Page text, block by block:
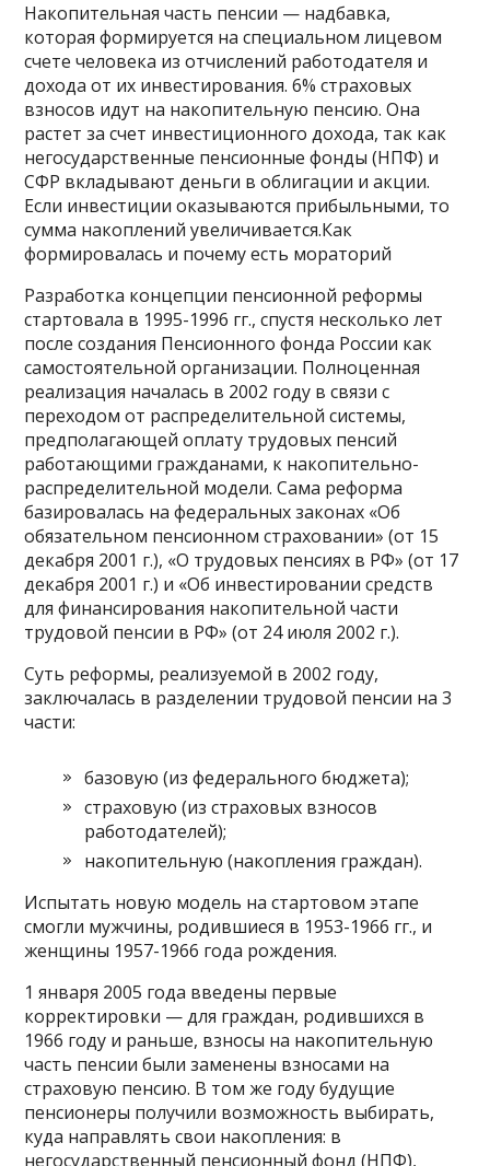
Накопительная часть пенсии — надбавка,
которая формируется на специальном лицевом
счете человека из отчислений работодателя и
дохода от их инвестирования. 6% страховых
взносов идут на накопительную пенсию. Она
растет за счет инвестиционного дохода, так как
негосударственные пенсионные фонды (НПФ) и
СФР вкладывают деньги в облигации и акции.
Если инвестиции оказываются прибыльными, то
сумма накоплений увеличивается.Как
формировалась и почему есть мораторий
Разработка концепции пенсионной реформы
стартовала в 1995-1996 гг., спустя несколько лет
после создания Пенсионного фонда России как
самостоятельной организации. Полноценная
реализация началась в 2002 году в связи с
переходом от распределительной системы,
предполагающей оплату трудовых пенсий
работающими гражданами, к накопительно-
распределительной модели. Сама реформа
базировалась на федеральных законах «Об
обязательном пенсионном страховании» (от 15
декабря 2001 г.), «О трудовых пенсиях в РФ» (от 17
декабря 2001 г.) и «Об инвестировании средств
для финансирования накопительной части
трудовой пенсии в РФ» (от 24 июля 2002 г.).
Суть реформы, реализуемой в 2002 году,
заключалась в разделении трудовой пенсии на 3
части:
базовую (из федерального бюджета);
страховую (из страховых взносов
работодателей);
накопительную (накопления граждан).
Испытать новую модель на стартовом этапе
смогли мужчины, родившиеся в 1953-1966 гг., и
женщины 1957-1966 года рождения.
1 января 2005 года введены первые
корректировки — для граждан, родившихся в
1966 году и раньше, взносы на накопительную
часть пенсии были заменены взносами на
страховую пенсию. В том же году будущие
пенсионеры получили возможность выбирать,
куда направлять свои накопления: в
негосударственный пенсионный фонд (НПФ),